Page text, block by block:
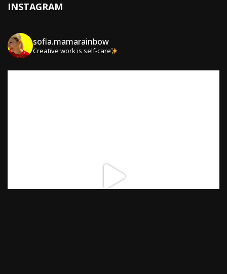
INSTAGRAM
sofia.mamarainbow
Creative work is self-care